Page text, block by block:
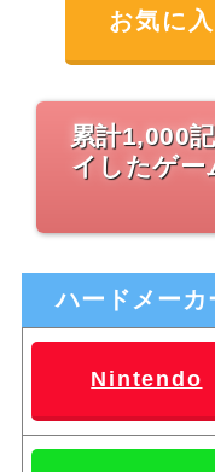
お気に
累計1,000
イしたゲー
ハードメーカ
Nintendo